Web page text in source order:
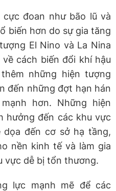
đoan như bão lũ và
biến hơn do sự gia tăng
El Nino và La Nina
cách biến đổi khí hậu
những hiện tượng
đến những đợt hạn hán
hơn. Những hiện
hưởng đến các khu vực
dọa đến cơ sở hạ tầng,
nền kinh tế và làm gia
vực dễ bị tổn thương.
lực mạnh mẽ để các